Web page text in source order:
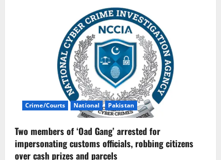
Crime/Courts National Pakistan
Two members of ‘Oad Gang’ arrested for
impersonating customs officials, robbing citizens
over cash prizes and parcels